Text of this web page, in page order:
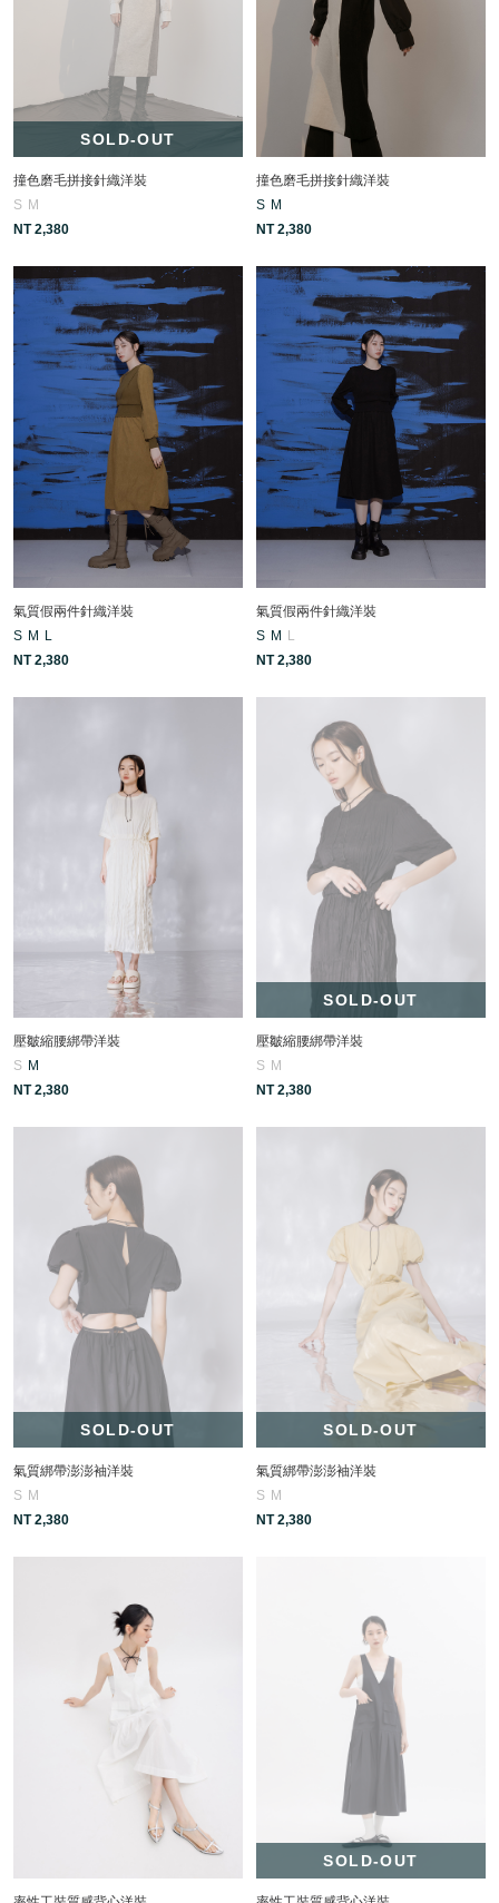
SOLD-OUT
撞色磨毛拼接針織洋裝
S M
NT 2,380
撞色磨毛拼接針織洋裝
S M
NT 2,380
氣質假兩件針織洋裝
S M L
NT 2,380
氣質假兩件針織洋裝
S M L
NT 2,380
壓皺縮腰綁帶洋裝
S M
NT 2,380
SOLD-OUT
壓皺縮腰綁帶洋裝
S M
NT 2,380
SOLD-OUT
氣質綁帶澎澎袖洋裝
S M
NT 2,380
SOLD-OUT
氣質綁帶澎澎袖洋裝
S M
NT 2,380
SOLD-OUT